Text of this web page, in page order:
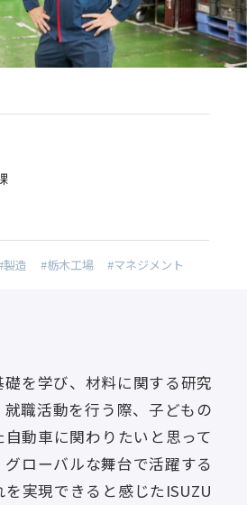
製造 #栃木工場 #マネジメント
を学び、材料に関する研究
職活動を行う際、子どもの
動車に関わりたいと思って
ローバルな舞台で活躍する
実現できると感じたISUZU